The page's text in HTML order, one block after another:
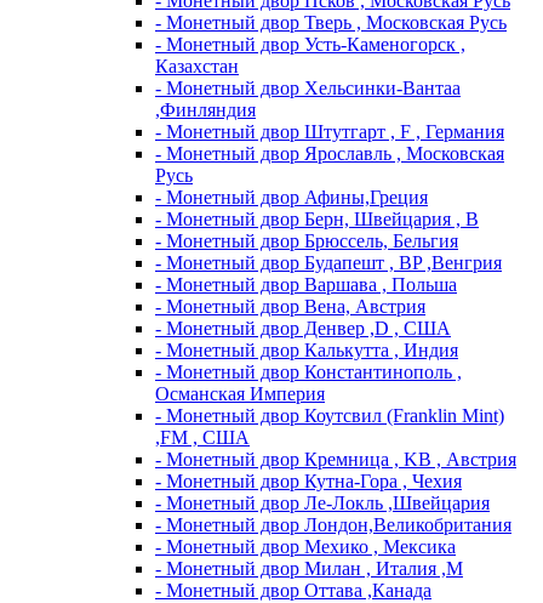
- Монетный двор Тверь , Московская Русь
- Монетный двор Усть-Каменогорск ,
Казахстан
- Монетный двор Хельсинки-Вантаа
,Финляндия
- Монетный двор Штутгарт , F , Германия
- Монетный двор Ярославль , Московская
Русь
- Монетный двор Афины,Греция
- Монетный двор Берн, Швейцария , В
- Монетный двор Брюссель, Бельгия
- Монетный двор Будапешт , BP ,Венгрия
- Монетный двор Варшава , Польша
- Монетный двор Вена, Австрия
- Монетный двор Денвер ,D , США
- Монетный двор Калькутта , Индия
- Монетный двор Константинополь ,
Османская Империя
- Монетный двор Коутсвил (Franklin Mint)
,FM , США
- Монетный двор Кремница , KB , Австрия
- Монетный двор Кутна-Гора , Чехия
- Монетный двор Ле-Локль ,Швейцария
- Монетный двор Лондон,Великобритания
- Монетный двор Мехико , Мексика
- Монетный двор Милан , Италия ,M
- Монетный двор Оттава ,Канада